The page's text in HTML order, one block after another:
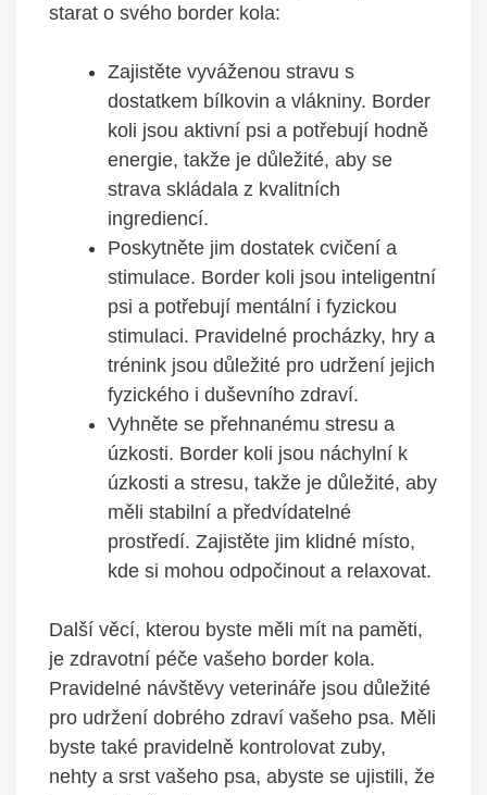
starat o svého border kola:
Zajistěte vyváženou stravu s
dostatkem bílkovin a vlákniny. Border
koli jsou aktivní psi a potřebují hodně
energie, takže je důležité, aby se
strava skládala z kvalitních
ingrediencí.
Poskytněte jim dostatek cvičení a
stimulace. Border koli jsou inteligentní
psi a potřebují mentální i fyzickou
stimulaci. Pravidelné procházky, hry a
trénink jsou důležité pro udržení jejich
fyzického i duševního zdraví.
Vyhněte se přehnanému stresu a
úzkosti. Border koli jsou náchylní k
úzkosti a stresu, takže je důležité, aby
měli stabilní a předvídatelné
prostředí. Zajistěte jim klidné místo,
kde si mohou odpočinout a relaxovat.
Další věcí, kterou byste měli mít na paměti,
je zdravotní péče vašeho border kola.
Pravidelné návštěvy veterináře jsou důležité
pro udržení dobrého zdraví vašeho psa. Měli
byste také pravidelně kontrolovat zuby,
nehty a srst vašeho psa, abyste se ujistili, že